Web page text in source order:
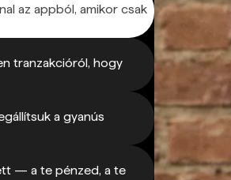
az appból, amikor csak
tranzakcióról, hogy
a gyanús
— a te pénzed, a te